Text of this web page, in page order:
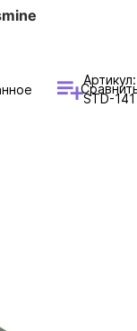
Артикул:
STD-141